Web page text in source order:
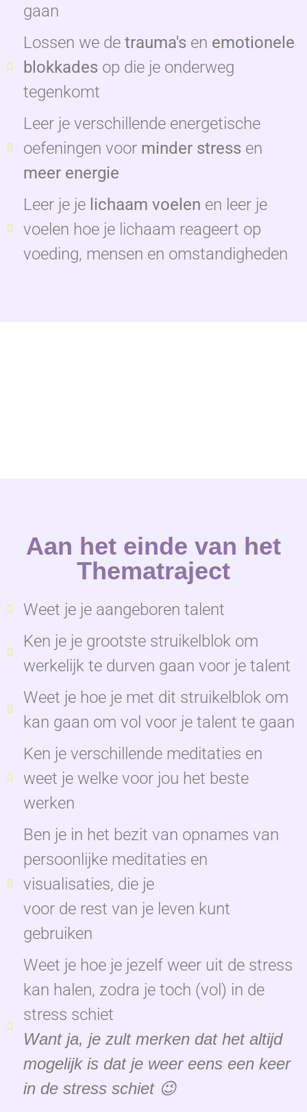
gaan
Lossen we de trauma's en emotionele
blokkades op die je onderweg
tegenkomt
Leer je verschillende energetische
oefeningen voor minder stress en
meer energie
Leer je je lichaam voelen en leer je
voelen hoe je lichaam reageert op
voeding, mensen en omstandigheden
Aan het einde van het
Thematraject
Weet je je aangeboren talent
Ken je je grootste struikelblok om
werkelijk te durven gaan voor je talent
Weet je hoe je met dit struikelblok om
kan gaan om vol voor je talent te gaan
Ken je verschillende meditaties en
weet je welke voor jou het beste
werken
Ben je in het bezit van opnames van
persoonlijke meditaties en
visualisaties, die je
voor de rest van je leven kunt
gebruiken
Weet je hoe je jezelf weer uit de stress
kan halen, zodra je toch (vol) in de
stress schiet
Want ja, je zult merken dat het altijd
mogelijk is dat je weer eens een keer
in de stress schiet 😉